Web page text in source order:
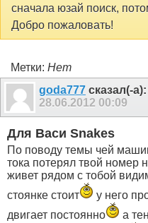
сначала юзай поиск,
Добро пожаловать!
Метки: Нет
goda777 сказал(-а):
28.06.2012 00:09
Для Васи Snakes
По поводу темы чей
тока потерял твой номер
живет рядом с тобой
стоянке стоит
у него
двигает постоянно
а